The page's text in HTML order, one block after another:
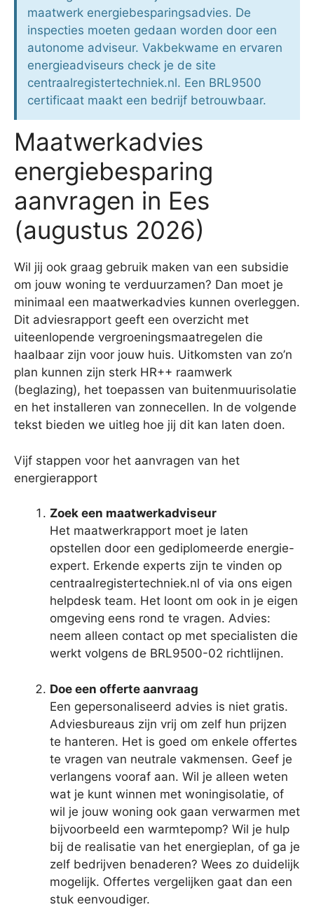
maatwerk energiebesparingsadvies. De
inspecties moeten gedaan worden door een
autonome adviseur. Vakbekwame en ervaren
energieadviseurs check je de site
centraalregistertechniek.nl. Een BRL9500
certificaat maakt een bedrijf betrouwbaar.
Maatwerkadvies
energiebesparing
aanvragen in Ees
(augustus 2026)
Wil jij ook graag gebruik maken van een subsidie
om jouw woning te verduurzamen? Dan moet je
minimaal een maatwerkadvies kunnen overleggen.
Dit adviesrapport geeft een overzicht met
uiteenlopende vergroeningsmaatregelen die
haalbaar zijn voor jouw huis. Uitkomsten van zo’n
plan kunnen zijn sterk HR++ raamwerk
(beglazing), het toepassen van buitenmuurisolatie
en het installeren van zonnecellen. In de volgende
tekst bieden we uitleg hoe jij dit kan laten doen.
Vijf stappen voor het aanvragen van het
energierapport
Zoek een maatwerkadviseur
Het maatwerkrapport moet je laten
opstellen door een gediplomeerde energie-
expert. Erkende experts zijn te vinden op
centraalregistertechniek.nl of via ons eigen
helpdesk team. Het loont om ook in je eigen
omgeving eens rond te vragen. Advies:
neem alleen contact op met specialisten die
werkt volgens de BRL9500-02 richtlijnen.
Doe een offerte aanvraag
Een gepersonaliseerd advies is niet gratis.
Adviesbureaus zijn vrij om zelf hun prijzen
te hanteren. Het is goed om enkele offertes
te vragen van neutrale vakmensen. Geef je
verlangens vooraf aan. Wil je alleen weten
wat je kunt winnen met woningisolatie, of
wil je jouw woning ook gaan verwarmen met
bijvoorbeeld een warmtepomp? Wil je hulp
bij de realisatie van het energieplan, of ga je
zelf bedrijven benaderen? Wees zo duidelijk
mogelijk. Offertes vergelijken gaat dan een
stuk eenvoudiger.